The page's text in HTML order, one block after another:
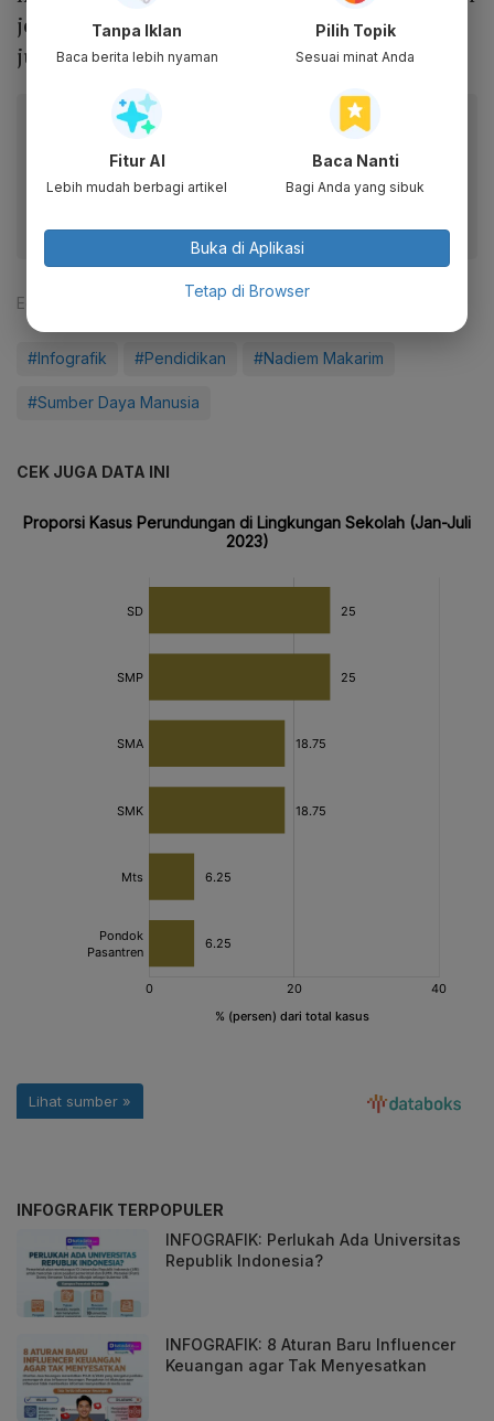
jenjang S1. Guru yang telah tersertifikasi pun
juga masih di bawah 50 persen.
Baca artikel ini lewat aplikasi mobile.
Dapatkan pengalaman membaca lebih nyaman dan nikmati
Editor: Aria W. Yudhistira
#Infografik #Pendidikan #Nadiem Makarim
#Sumber Daya Manusia
CEK JUGA DATA INI
INFOGRAFIK TERPOPULER
INFOGRAFIK: Perlukah Ada Universitas
Republik Indonesia?
INFOGRAFIK: 8 Aturan Baru Influencer
Keuangan agar Tak Menyesatkan
Tanpa Iklan
Baca berita lebih nyaman
Pilih Topik
Sesuai minat Anda
Fitur AI
Lebih mudah berbagi artikel
Baca Nanti
Bagi Anda yang sibuk
Buka di Aplikasi
Tetap di Browser